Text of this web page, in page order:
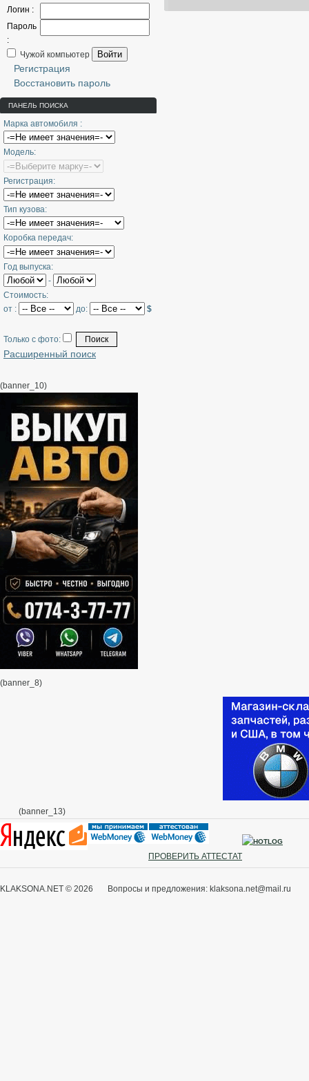
Логин :
Пароль
:
Чужой компьютер
Войти
Регистрация
Восстановить пароль
ПАНЕЛЬ ПОИСКА
Марка автомобиля :
Модель:
Регистрация:
Тип кузова:
Коробка передач:
Год выпуска:
-
Стоимость:
от :
до: $
Только с фото:
Расширенный поиск
(banner_10)
(banner_8)
(banner_13)
ПРОВЕРИТЬ АТТЕСТАТ
KLAKSONA.NET © 2026 Вопросы и предложения: klaksona.net@mail.ru